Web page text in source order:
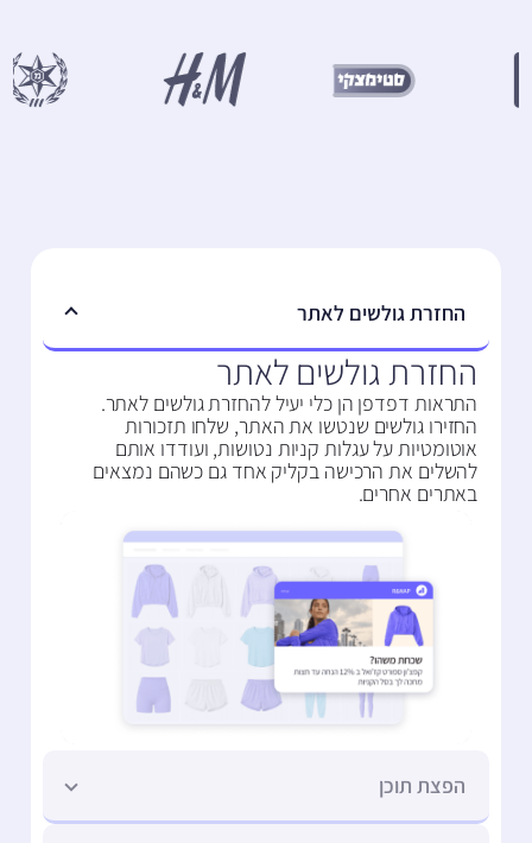
החזרת גולשים לאתר
הפצת תוכן
החזרת גולשים לאתר
התראות דפדפן הן כלי יעיל להחזרת גולשים לאתר.
החזירו גולשים שנטשו את האתר, שלחו תזכורות
אוטומטיות על עגלות קניות נטושות, ועודדו אותם
להשלים את הרכישה בקליק אחד גם כשהם נמצאים
באתרים אחרים.